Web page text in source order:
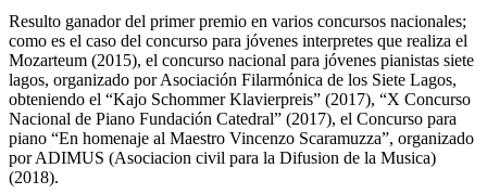
Resulto ganador del primer premio en varios concursos nacionales;
como es el caso del concurso para jóvenes interpretes que realiza el
Mozarteum (2015), el concurso nacional para jóvenes pianistas siete
lagos, organizado por Asociación Filarmónica de los Siete Lagos,
obteniendo el “Kajo Schommer Klavierpreis” (2017), “X Concurso
Nacional de Piano Fundación Catedral” (2017), el Concurso para
piano “En homenaje al Maestro Vincenzo Scaramuzza”, organizado
por ADIMUS (Asociacion civil para la Difusion de la Musica)
(2018).